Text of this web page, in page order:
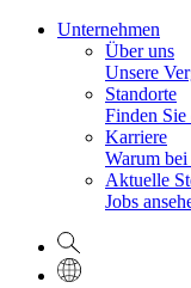
Unternehmen
Über uns
Unsere
Standorte
Finden Sie
Karriere
Warum
Aktuelle
Jobs